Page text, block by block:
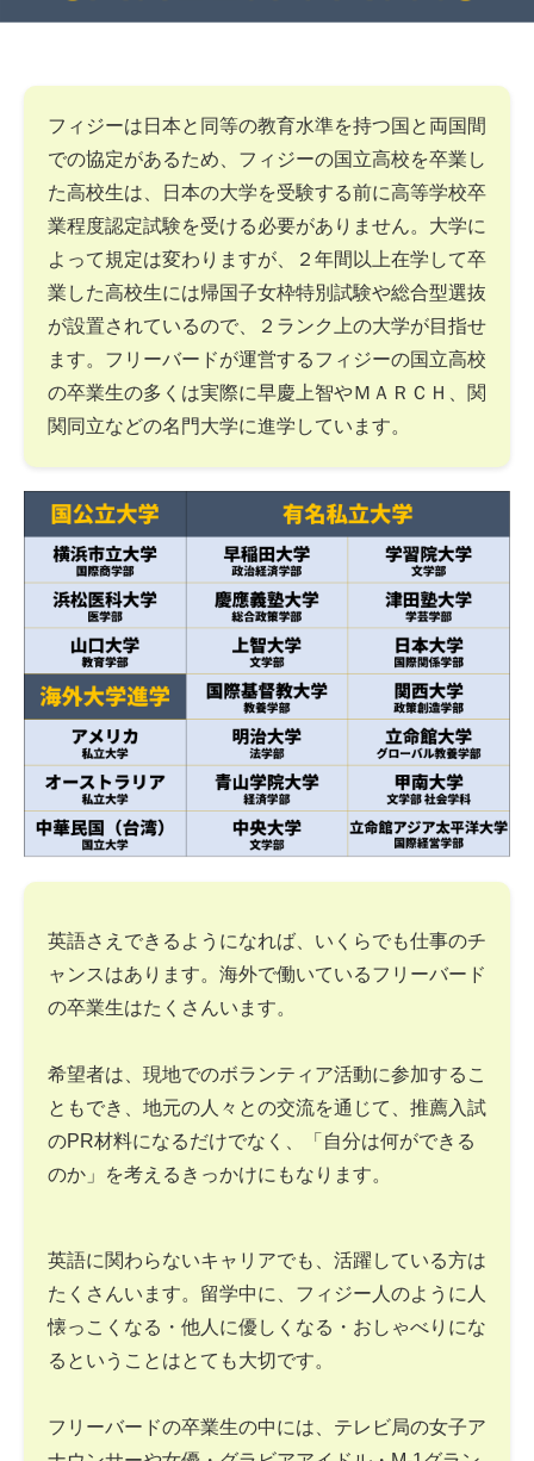
フィジーは日本と同等の教育水準を持つ国と両国間
での協定があるため、フィジーの国立高校を卒業し
た高校生は、日本の大学を受験する前に高等学校卒
業程度認定試験を受ける必要がありません。大学に
よって規定は変わりますが、２年間以上在学して卒
業した高校生には帰国子女枠特別試験や総合型選抜
が設置されているので、２ランク上の大学が目指せ
ます。フリーバードが運営するフィジーの国立高校
の卒業生の多くは実際に早慶上智やＭＡＲＣＨ、関
関同立などの名門大学に進学しています。
英語さえできるようになれば、いくらでも仕事のチ
ャンスはあります。海外で働いているフリーバード
の卒業生はたくさんいます。
希望者は、現地でのボランティア活動に参加するこ
ともでき、地元の人々との交流を通じて、推薦入試
のPR材料になるだけでなく、「自分は何ができる
のか」を考えるきっかけにもなります。
英語に関わらないキャリアでも、活躍している方は
たくさんいます。留学中に、フィジー人のように人
懐っこくなる・他人に優しくなる・おしゃべりにな
るということはとても大切です。
フリーバードの卒業生の中には、テレビ局の女子ア